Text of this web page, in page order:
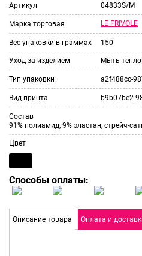
Артикул 04833S/M
Марка торговая LE FRIVOLE
Вес упаковки в граммах 150
Уход за изделием Мыть
Тип упаковки a2f488cc-
Вид принта b9b07be2-
Состав
91% полиамид, 9% эластан, стрейч-
Цвет
Способы оплаты:
Описание товара Оплата и